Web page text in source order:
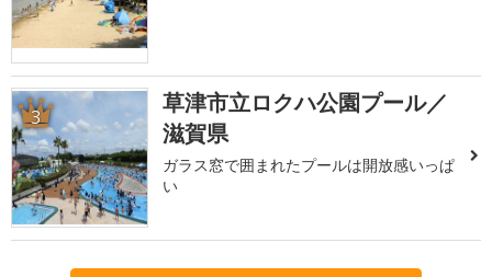
3
草津市立ロクハ公園プール／
滋賀県
ガラス窓で囲まれたプールは開放感いっぱ
い